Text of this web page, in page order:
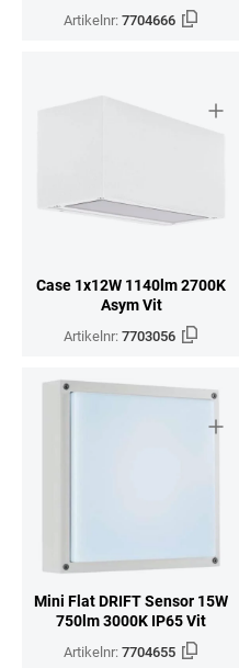
Artikelnr:7704666
Case 1x12W 1140lm 2700K
Asym Vit
Artikelnr:7703056
Mini Flat DRIFT Sensor 15W
750lm 3000K IP65 Vit
Artikelnr:7704655